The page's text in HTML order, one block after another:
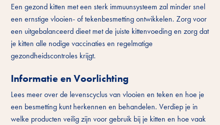
Een gezond kitten met een sterk immuunsysteem zal minder snel
een ernstige vlooien- of tekenbesmetting ontwikkelen. Zorg voor
een uitgebalanceerd dieet met de juiste kittenvoeding en zorg dat
je kitten alle nodige vaccinaties en regelmatige
gezondheidscontroles krijgt.
Informatie en Voorlichting
Lees meer over de levenscyclus van vlooien en teken en hoe je
een besmetting kunt herkennen en behandelen. Verdiep je in
welke producten veilig zijn voor gebruik bij je kitten en hoe vaak